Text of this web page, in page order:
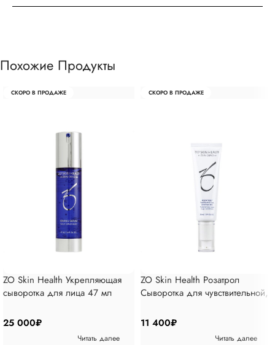
Похожие Продукты
СКОРО В ПРОДАЖЕ
ZO Skin Health Укрепляющая
сыворотка для лица 47 мл
25 000₽
Читать далее
СКОРО В ПРОДАЖЕ
ZO Skin Health Розатрол
Сыворотка для чувствительной,
50 мл
11 400₽
Читать далее